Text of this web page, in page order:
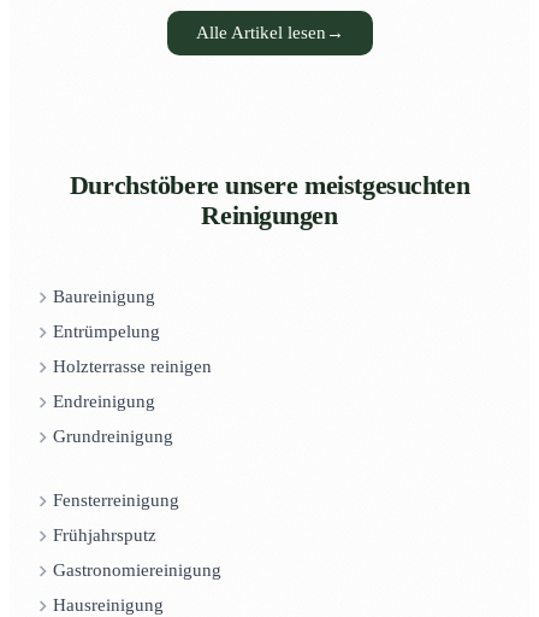
Alle Artikel lesen →
Durchstöbere unsere meistgesuchten
Reinigungen
Baureinigung
Entrümpelung
Holzterrasse reinigen
Endreinigung
Grundreinigung
Fensterreinigung
Frühjahrsputz
Gastronomiereinigung
Hausreinigung